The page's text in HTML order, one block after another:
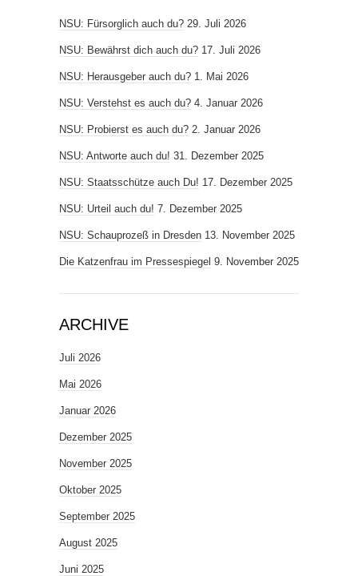
NSU: Fürsorglich auch du? 29. Juli 2026
NSU: Bewährst dich auch du? 17. Juli 2026
NSU: Herausgeber auch du? 1. Mai 2026
NSU: Verstehst es auch du? 4. Januar 2026
NSU: Probierst es auch du? 2. Januar 2026
NSU: Antworte auch du! 31. Dezember 2025
NSU: Staatsschütze auch Du! 17. Dezember 2025
NSU: Urteil auch du! 7. Dezember 2025
NSU: Schauprozeß in Dresden 13. November 2025
Die Katzenfrau im Pressespiegel 9. November 2025
ARCHIVE
Juli 2026
Mai 2026
Januar 2026
Dezember 2025
November 2025
Oktober 2025
September 2025
August 2025
Juni 2025